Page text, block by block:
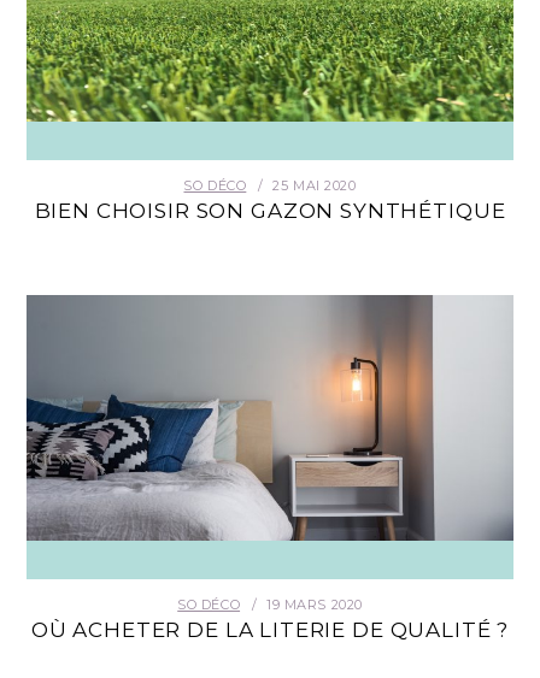
SO DÉCO 25 MAI 2020
BIEN CHOISIR SON GAZON SYNTHÉTIQUE
SO DÉCO 19 MARS 2020
OÙ ACHETER DE LA LITERIE DE QUALITÉ ?